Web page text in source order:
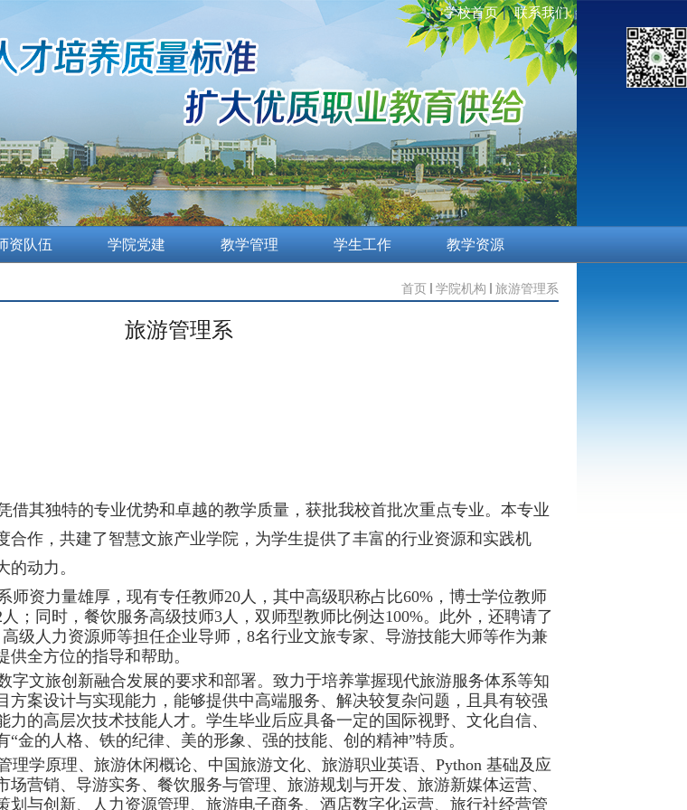
学校首页 | 联系我们 |
资队伍 学院党建 教学管理 学生工作 教学资源
首页 学院机构 旅游管理系
旅游管理系
借其独特的专业优势和卓越的教学质量， 获批我校首批次重点专业。 本专业
合作，共建了智慧文旅产业学院，为学生提供了丰富的行业资源和实践机
动力。
师资力量雄厚，现有专任教师20人，其中高级职称占比60%，博士学位教师
；同时，餐饮服务高级技师3人，双师型教师比例达100%。此外，还聘请了
级人力资源师等担任企业导师，8名行业文旅专家、导游技能大师等作为兼
全方位的指导和帮助。
字文旅创新融合发展的要求和部署。致力于培养掌握现代旅游服务体系等知
方案设计与实现能力，能够提供中高端服务、解决较复杂问题，且具有较强
力的高层次技术技能人才。学生毕业后应具备一定的国际视野、文化自信、
金的人格、铁的纪律、美的形象、强的技能、创的精神”特质。
理学原理、旅游休闲概论、中国旅游文化、旅游职业英语、Python 基础及应
场营销、导游实务、餐饮服务与管理、旅游规划与开发、旅游新媒体运营、
划与创新、人力资源管理、旅游电子商务、酒店数字化运营、旅行社经营管